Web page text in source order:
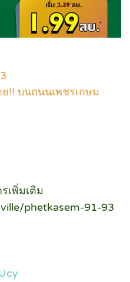
!! บนถนนเพชรเกษม
เพิ่มเติม
phetkasem-91-93